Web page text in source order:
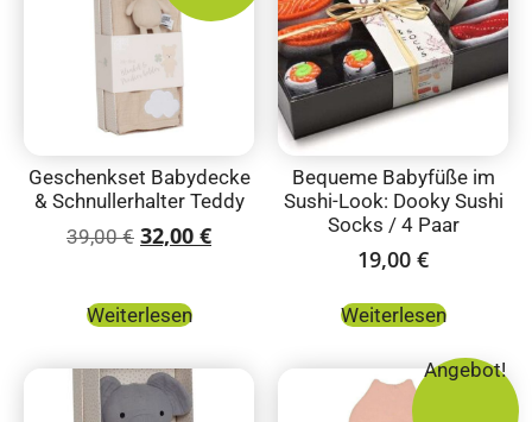
Geschenkset Babydecke
& Schnullerhalter Teddy
39,00€ 32,00 €
Weiterlesen
Bequeme Babyfüße im
Sushi-Look: Dooky Sushi
Socks / 4 Paar
19,00 €
Weiterlesen
Angebot!